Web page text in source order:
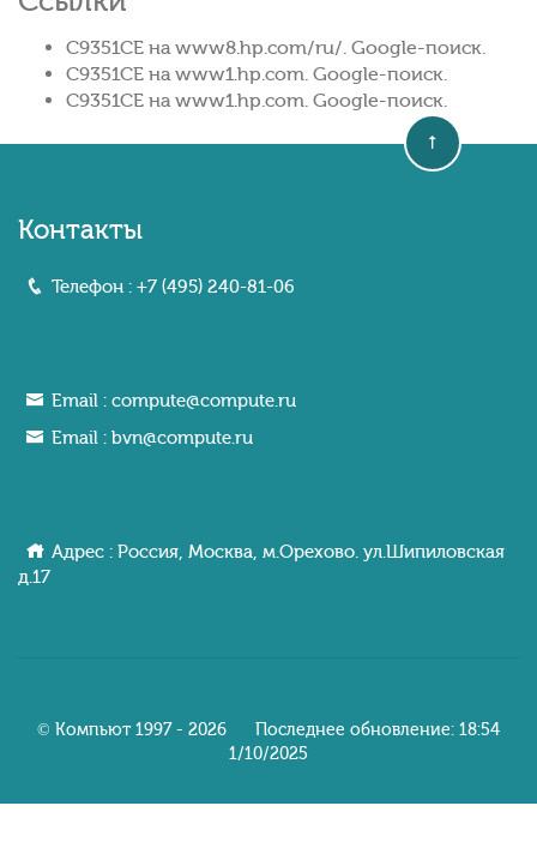
C9351CE на www8.hp.com/ru/. Google-поиск.
C9351CE на www1.hp.com. Google-поиск.
C9351CE на www1.hp.com. Google-поиск.
Контакты
Телефон : +7 (495) 240-81-06
Email : compute@compute.ru
Email : bvn@compute.ru
Адрес : Россия, Москва, м.Орехово. ул.Шипиловcкaя
д.17
© Компьют 1997 - 2026 Последнее обновление: 18:54
1/10/2025